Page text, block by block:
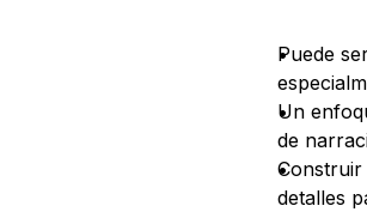
Puede
Un
de
detalles